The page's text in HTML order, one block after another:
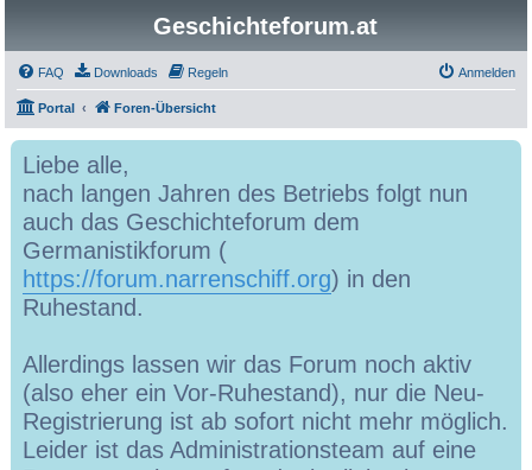
Geschichteforum.at
FAQ Downloads Regeln Anmelden
Portal Foren-Übersicht
Liebe alle,
nach langen Jahren des Betriebs folgt nun
auch das Geschichteforum dem
Germanistikforum (
https://forum.narrenschiff.org) in den
Ruhestand.
Allerdings lassen wir das Forum noch aktiv
(also eher ein Vor-Ruhestand), nur die Neu-
Registrierung ist ab sofort nicht mehr möglich.
Leider ist das Administrationsteam auf eine